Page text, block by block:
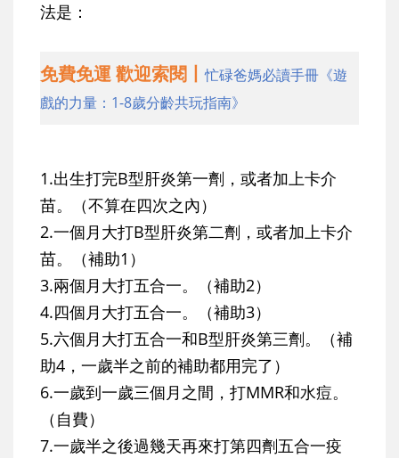
法是：
免費免運 歡迎索閱丨忙碌爸媽必讀手冊《遊
戲的力量：1-8歲分齡共玩指南》
1.出生打完B型肝炎第一劑，或者加上卡介
苗。（不算在四次之內）
2.一個月大打B型肝炎第二劑，或者加上卡介
苗。（補助1）
3.兩個月大打五合一。（補助2）
4.四個月大打五合一。（補助3）
5.六個月大打五合一和B型肝炎第三劑。（補
助4，一歲半之前的補助都用完了）
6.一歲到一歲三個月之間，打MMR和水痘。
（自費）
7.一歲半之後過幾天再來打第四劑五合一疫